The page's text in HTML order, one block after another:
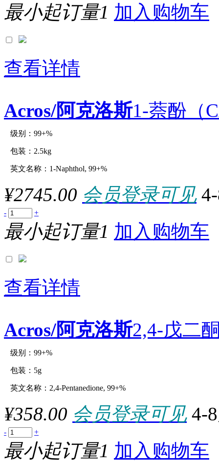
最小起订量1 加入购物车
查看详情
Acros/阿克洛斯1-萘酚（
原厂型号：C12819-2.5kg
参数：
级别：99+%
包装：2.5kg
英文名称：1-Naphthol, 99+%
¥2745.00 会员登录可见
- +
最小起订量1 加入购物车
查看详情
Acros/阿克洛斯2,4-戊二
原厂型号：C12996-5g
参数：
级别：99+%
包装：5g
英文名称：2,4-Pentanedione, 99+%
¥358.00 会员登录可见 4-
- +
最小起订量1 加入购物车